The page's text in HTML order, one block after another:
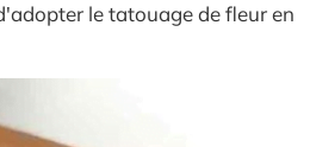
le tatouage de fleur en